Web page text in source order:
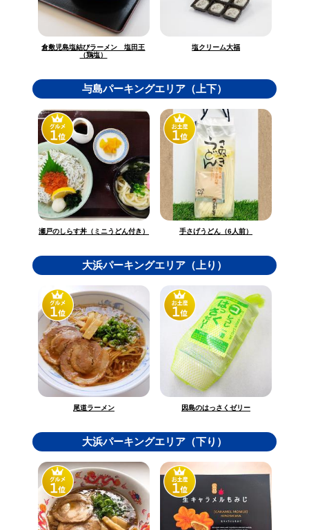
倉敷児島塩結びラーメン 塩田王
（鶏塩）
塩クリーム大福
与島パーキングエリア（上下）
瀬戸のしらす丼（ミニうどん付き） 手さげうどん（6人前）
大浜パーキングエリア（上り）
尾道ラーメン 因島のはっさくゼリー
大浜パーキングエリア（下り）